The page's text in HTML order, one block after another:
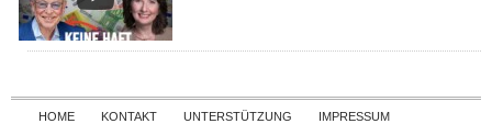
Skip to content
HOME KONTAKT UNTERSTÜTZUNG
IMPRESSUM